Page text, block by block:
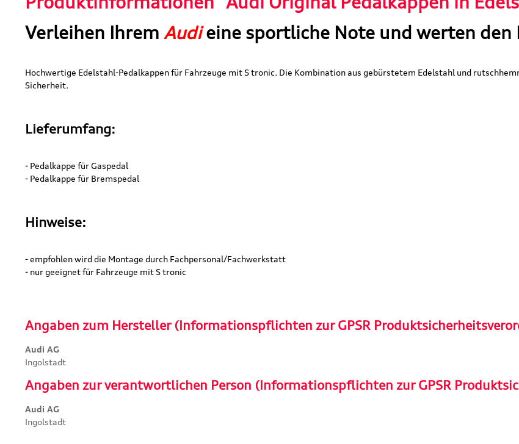
Verleihen Ihrem Audieine sportliche Note und werten
Hochwertige Edelstahl-Pedalkappen für Fahrzeuge mit S tronic. Die Kombination aus gebürstetem Edelstahl und
Sicherheit.
Lieferumfang:
- Pedalkappe für Gaspedal
- Pedalkappe für Bremspedal
Hinweise:
- empfohlen wird die Montage durch Fachpersonal/Fachwerkstatt
- nur geeignet für Fahrzeuge mit S tronic
Angaben zum Hersteller (Informationspflichten zur GPSR
Audi AG
Ingolstadt
Angaben zur verantwortlichen Person (Informationspflichten zur GPSR
Audi AG
Ingolstadt